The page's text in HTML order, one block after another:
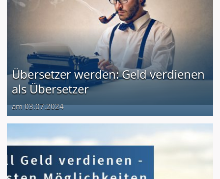
Übersetzer werden: Geld verdienen
als Übersetzer
am 03.07.2024